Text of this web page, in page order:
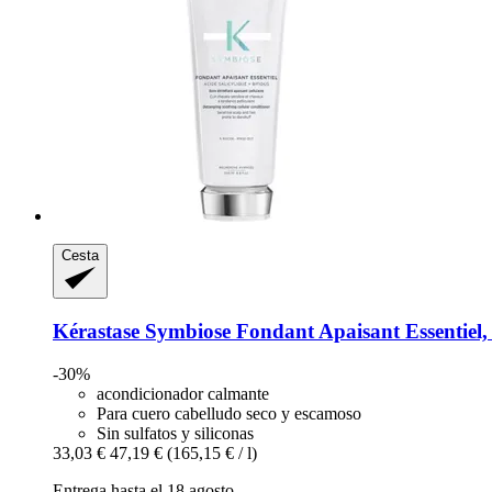
Cesta
Kérastase Symbiose Fondant Apaisant
-30%
acondicionador calmante
Para cuero cabelludo seco y escamoso
Sin sulfatos y siliconas
33,03 € 47,19 € (165,15 € / l)